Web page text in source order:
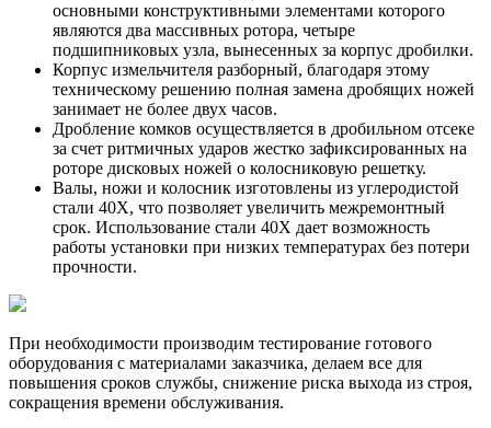
основными конструктивными элементами которого
являются два массивных ротора, четыре
подшипниковых узла, вынесенных за корпус дробилки.
Корпус измельчителя разборный, благодаря этому
техническому решению полная замена дробящих ножей
занимает не более двух часов.
Дробление комков осуществляется в дробильном отсеке
за счет ритмичных ударов жестко зафиксированных на
роторе дисковых ножей о колосниковую решетку.
Валы, ножи и колосник изготовлены из углеродистой
стали 40Х, что позволяет увеличить межремонтный
срок. Использование стали 40Х дает возможность
работы установки при низких температурах без потери
прочности.
При необходимости производим тестирование готового
оборудования с материалами заказчика, делаем все для
повышения сроков службы, снижение риска выхода из строя,
сокращения времени обслуживания.